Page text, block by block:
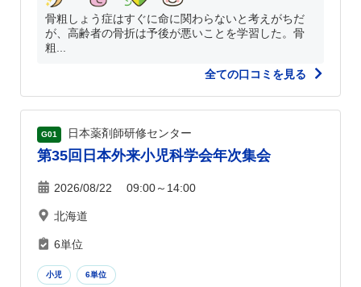
骨粗しょう症はすぐに命に関わらないと考えがちだ
が、高齢者の骨折は予後が悪いことを学習した。骨
粗...
全ての口コミを見る
G01 日本薬剤師研修センター
第35回日本外来小児科学会年次集会
2026/08/22 09:00～14:00
北海道
6単位
小児 6単位